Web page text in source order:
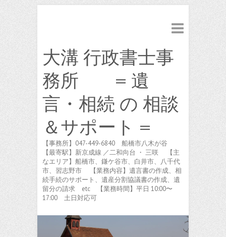
大溝 行政書士事
務所 = 遺
言・相続 の 相談
＆サポート =
【事務所】047-449-6840 船橋市八木が谷
【最寄駅】新京成線 ／二和向台 ・ 三咲 【主
なエリア】船橋市、鎌ケ谷市、白井市、八千代
市、習志野市 【業務内容】遺言書の作成、相
続手続のサポート、遺産分割協議書の作成、遺
留分の請求 etc 【業務時間】平日 10:00〜
17:00 土日対応可